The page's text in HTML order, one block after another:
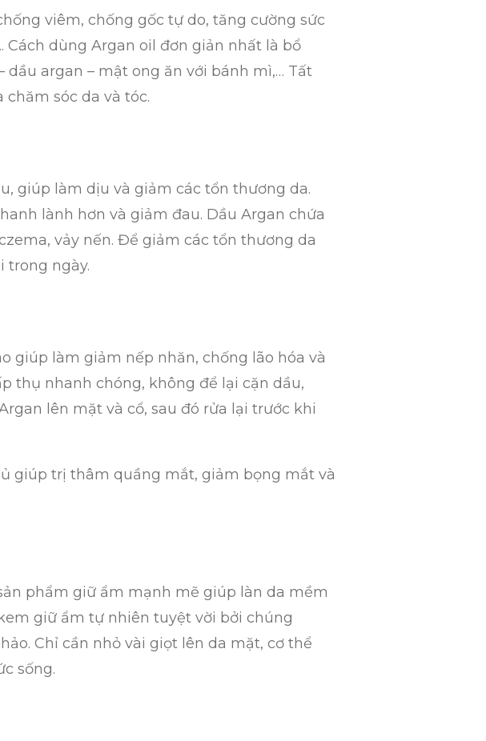
viêm, chống gốc tự do, tăng cường sức
Cách dùng Argan oil đơn giản nhất là bổ
argan – mật ong ăn với bánh mì,… Tất
sóc da và tóc.
giúp làm dịu và giảm các tổn thương da.
lành hơn và giảm đau. Dầu Argan chứa
vảy nến. Để giảm các tổn thương da
trong ngày.
giúp làm giảm nếp nhăn, chống lão hóa và
thụ nhanh chóng, không để lại cặn dầu,
lên mặt và cổ, sau đó rửa lại trước khi
giúp trị thâm quầng mắt, giảm bọng mắt và
phẩm giữ ẩm mạnh mẽ giúp làn da mềm
giữ ẩm tự nhiên tuyệt vời bởi chúng
Chỉ cần nhỏ vài giọt lên da mặt, cơ thể
sống.